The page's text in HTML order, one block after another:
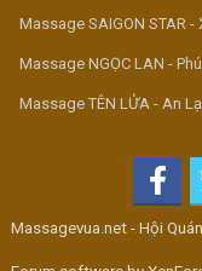
Massage SAIGON STAR -
Massage NGỌC LAN -
Massage TÊN LỬA - An
Massagevua.net - Hội